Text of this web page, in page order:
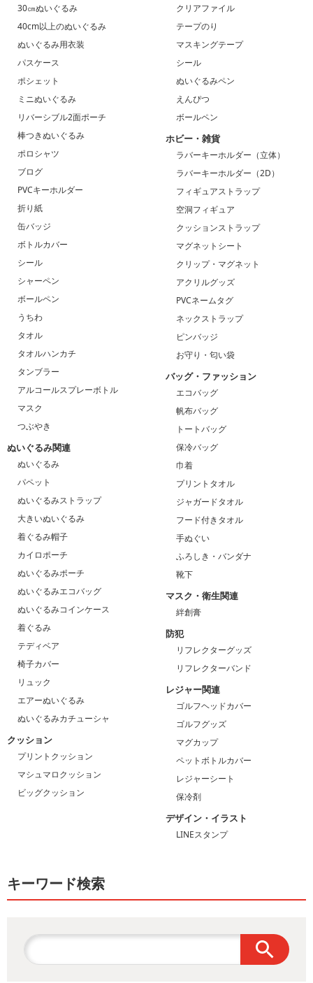
30㎝ぬいぐるみ
40cm以上のぬいぐるみ
ぬいぐるみ用衣装
パスケース
ポシェット
ミニぬいぐるみ
リバーシブル2面ポーチ
棒つきぬいぐるみ
ポロシャツ
ブログ
PVCキーホルダー
折り紙
缶バッジ
ボトルカバー
シール
シャーペン
ボールペン
うちわ
タオル
タオルハンカチ
タンブラー
アルコールスプレーボトル
マスク
つぶやき
ぬいぐるみ関連
ぬいぐるみ
パペット
ぬいぐるみストラップ
大きいぬいぐるみ
着ぐるみ帽子
カイロポーチ
ぬいぐるみポーチ
ぬいぐるみエコバッグ
ぬいぐるみコインケース
着ぐるみ
テディベア
椅子カバー
リュック
エアーぬいぐるみ
ぬいぐるみカチューシャ
クッション
プリントクッション
マシュマロクッション
ビッグクッション
クリアファイル
テープのり
マスキングテープ
シール
ぬいぐるみペン
えんぴつ
ボールペン
ホビー・雑貨
ラバーキーホルダー（立体）
ラバーキーホルダー（2D）
フィギュアストラップ
空洞フィギュア
クッションストラップ
マグネットシート
クリップ・マグネット
アクリルグッズ
PVCネームタグ
ネックストラップ
ピンバッジ
お守り・匂い袋
バッグ・ファッション
エコバッグ
帆布バッグ
トートバッグ
保冷バッグ
巾着
プリントタオル
ジャガードタオル
フード付きタオル
手ぬぐい
ふろしき・バンダナ
靴下
マスク・衛生関連
絆創膏
防犯
リフレクターグッズ
リフレクターバンド
レジャー関連
ゴルフヘッドカバー
ゴルフグッズ
マグカップ
ペットボトルカバー
レジャーシート
保冷剤
デザイン・イラスト
LINEスタンプ
キーワード検索